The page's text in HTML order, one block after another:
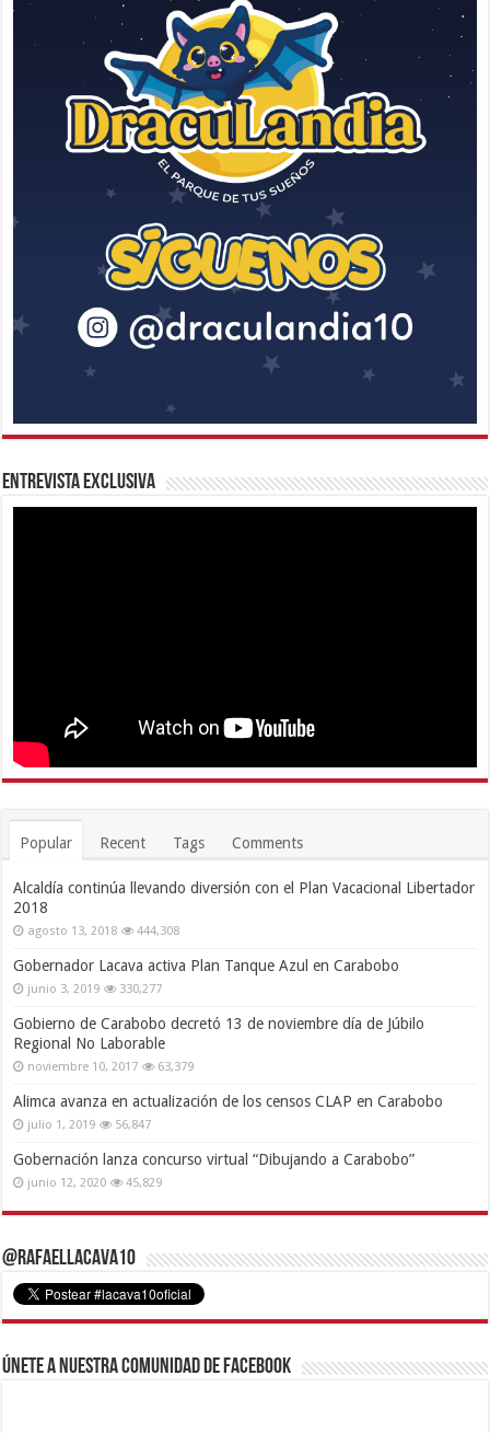
Entrevista Exclusiva
Popular Recent Tags Comments
Alcaldía continúa llevando diversión con el Plan Vacacional
Libertador 2018
agosto 13, 2018 444,308
Gobernador Lacava activa Plan Tanque Azul en Carabobo
junio 3, 2019 330,277
Gobierno de Carabobo decretó 13 de noviembre día de Júbilo
Regional No Laborable
noviembre 10, 2017 63,379
Alimca avanza en actualización de los censos CLAP en Carabobo
julio 1, 2019 56,847
Gobernación lanza concurso virtual “Dibujando a Carabobo”
junio 12, 2020 45,829
@RafaelLacava10
Únete a nuestra comunidad de Facebook